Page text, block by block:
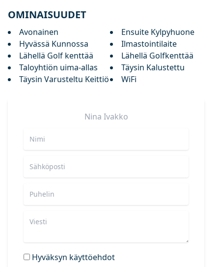
OMINAISUUDET
Avonainen
Ensuite Kylpyhuone
Hyvässä Kunnossa
Ilmastointilaite
Lähellä Golf kenttää
Lähellä Golfkenttää
Taloyhtiön uima-allas
Täysin Kalustettu
Täysin Varusteltu Keittiö
WiFi
Nina Ivakko
Hyväksyn käyttöehdot